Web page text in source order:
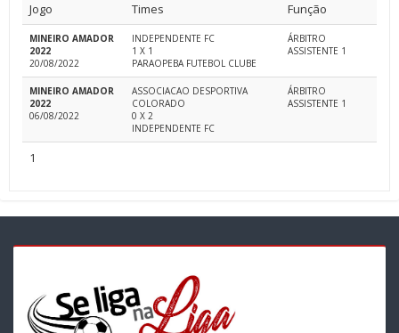
Jogo Times Função
MINEIRO AMADOR
2022
20/08/2022
INDEPENDENTE FC
1 X 1
PARAOPEBA FUTEBOL CLUBE
ÁRBITRO
ASSISTENTE 1
MINEIRO AMADOR
2022
06/08/2022
ASSOCIACAO DESPORTIVA
COLORADO
0 X 2
INDEPENDENTE FC
ÁRBITRO
ASSISTENTE 1
1